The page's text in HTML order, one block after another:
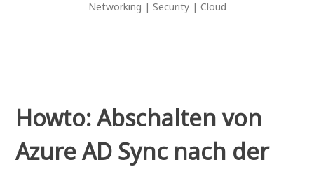
Networking | Security | Cloud
Howto: Abschalten von
Azure AD Sync nach der